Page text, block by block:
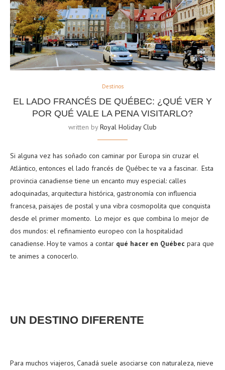
Destinos
EL LADO FRANCÉS DE QUÉBEC: ¿QUÉ VER Y
POR QUÉ VALE LA PENA VISITARLO?
written byRoyal Holiday Club
Si alguna vez has soñado con caminar por Europa sin cruzar el
Atlántico, entonces el lado francés de Québec te va a fascinar. Esta
provincia canadiense tiene un encanto muy especial: calles
adoquinadas, arquitectura histórica, gastronomía con influencia
francesa, paisajes de postal y una vibra cosmopolita que conquista
desde el primer momento. Lo mejor es que combina lo mejor de
dos mundos: el refinamiento europeo con la hospitalidad
canadiense. Hoy te vamos a contar qué hacer en Québec para que
te animes a conocerlo.
UN DESTINO DIFERENTE
Para muchos viajeros, Canadá suele asociarse con naturaleza, nieve